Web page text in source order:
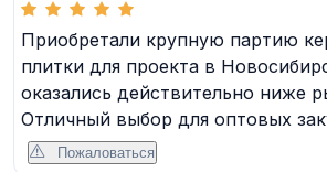
Приобретали крупную партию
плитки для проекта в
оказались действительно ниже
Отличный выбор для оптовых
Пожаловаться